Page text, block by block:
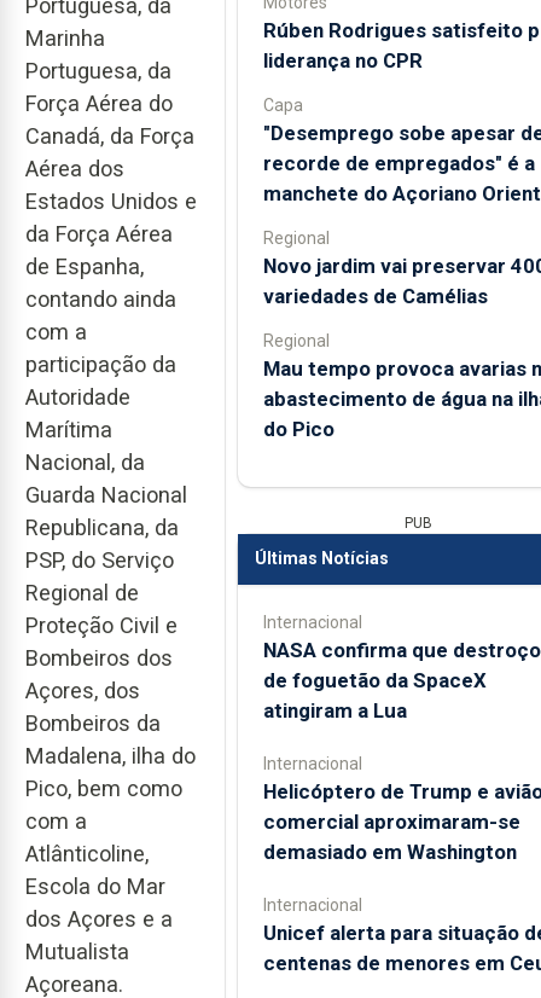
Marinha
Portuguesa, da
Força Aérea do
Canadá, da Força
Aérea dos
Estados Unidos e
da Força Aérea
de Espanha,
contando ainda
com a
participação da
Autoridade
Marítima
Nacional, da
Guarda Nacional
Republicana, da
PSP, do Serviço
Regional de
Proteção Civil e
Bombeiros dos
Açores, dos
Bombeiros da
Madalena, ilha do
Pico, bem como
com a
Atlânticoline,
Escola do Mar
dos Açores e a
Mutualista
Açoreana.
Rúben Rodrigues satisfeito
liderança no CPR
Capa
"Desemprego sobe apesar
recorde de empregados" é a
manchete do Açoriano
Regional
Novo jardim vai preservar
variedades de Camélias
Regional
Mau tempo provoca avarias
abastecimento de água na
do Pico
PUB
Últimas Notícias
Internacional
NASA confirma que
de foguetão da SpaceX
atingiram a Lua
Internacional
Helicóptero de Trump e
comercial aproximaram-se
demasiado em Washington
Internacional
Unicef alerta para situação
centenas de menores em